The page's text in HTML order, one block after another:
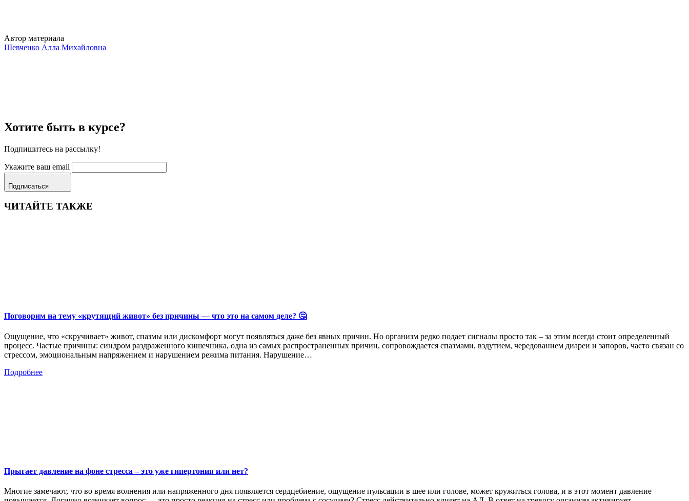
Автор материала
Шевченко Алла Михайловна
Хотите быть в курсе?
Подпишитесь на рассылку!
Укажите ваш email
Подписаться
ЧИТАЙТЕ ТАКЖЕ
Поговорим на тему «крутящий живот» без причины — что это на самом деле? 🤔
Ощущение, что «скручивает» живот, спазмы или дискомфорт могут появляться даже без явных причин. Но организм редко подает сигналы просто так – за этим всегда стоит определенный
процесс. Частые причины: синдром раздраженного кишечника, одна из самых распространенных причин, сопровождается спазмами, вздутием, чередованием диареи и запоров, часто связан со
стрессом, эмоциональным напряжением и нарушением режима питания. Нарушение…
Подробнее
Прыгает давление на фоне стресса – это уже гипертония или нет?
Многие замечают, что во время волнения или напряженного дня появляется сердцебиение, ощущение пульсации в шее или голове, может кружиться голова, и в этот момент давление